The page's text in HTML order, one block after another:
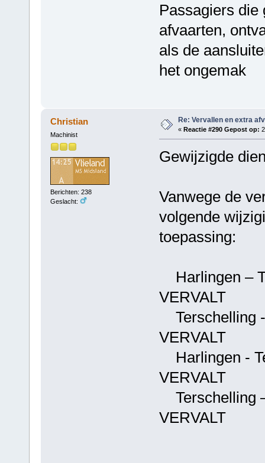
Passagiers die
afvaarten,
als de
het ongemak
Christian
Machinist
Berichten: 238
Geslacht:
Re: Vervallen en extra
« Reactie #290 Gepost op:
Gewijzigde
Vanwege de
volgende
toepassing:
Harlingen –
VERVALT
Terschelling
VERVALT
Harlingen -
VERVALT
Terschelling
VERVALT